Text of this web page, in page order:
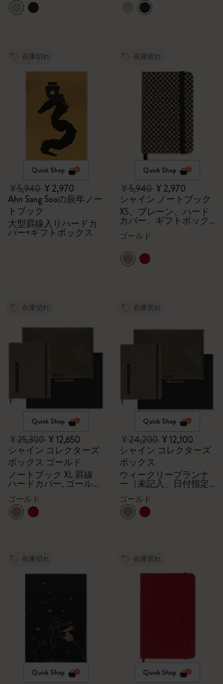
在庫切れ
Quick Shop
¥ 5,940¥ 2,970
Ahn Sang Sooの辰年ノー
トブック
大型罫線入りハードカ
バー+ギフトボックス
在庫切れ
Quick Shop
¥ 5,940¥ 2,970
シャイン ノートブック
XS、プレーン、ハード
カバー、ギフトボック
ス付、ゴールド
ゴールド
在庫切れ
Quick Shop
¥ 25,300¥ 12,650
シャイン コレクターズ
ボックス ゴールド
ノートブック XL 罫線
ハードカバー, ゴールド
エンヴェロープ,
Kaweco（カヴェコ）万
年筆（ブラック）
ゴールド
在庫切れ
Quick Shop
¥ 24,200¥ 12,100
シャイン コレクターズ
ボックス
ウィークリープランナ
ー（未記入、日付指定
なし）、封筒、Kaweco
万年筆、ゴールド
ゴールド
在庫切れ
Quick Shop
在庫切れ
Quick Shop